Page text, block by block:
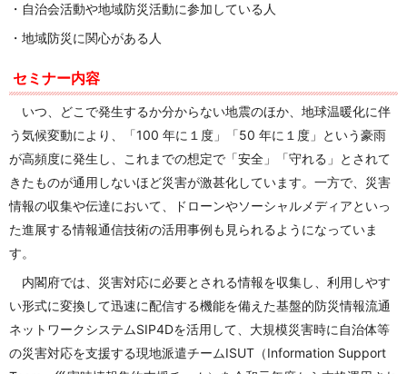
・自治会活動や地域防災活動に参加している人
・地域防災に関心がある人
セミナー内容
いつ、どこで発生するか分からない地震のほか、地球温暖化に伴
う気候変動により、「100 年に１度」「50 年に１度」という豪雨
が高頻度に発生し、これまでの想定で「安全」「守れる」とされて
きたものが通用しないほど災害が激甚化しています。一方で、災害
情報の収集や伝達において、ドローンやソーシャルメディアといっ
た進展する情報通信技術の活用事例も見られるようになっていま
す。
内閣府では、災害対応に必要とされる情報を収集し、利用しやす
い形式に変換して迅速に配信する機能を備えた基盤的防災情報流通
ネットワークシステムSIP4Dを活用して、大規模災害時に自治体等
の災害対応を支援する現地派遣チームISUT（Information Support